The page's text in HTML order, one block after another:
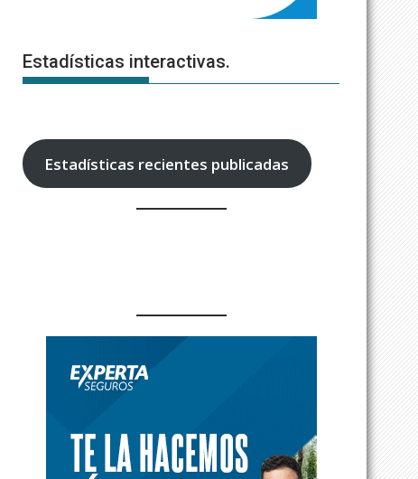
Estadísticas interactivas.
Estadísticas recientes publicadas